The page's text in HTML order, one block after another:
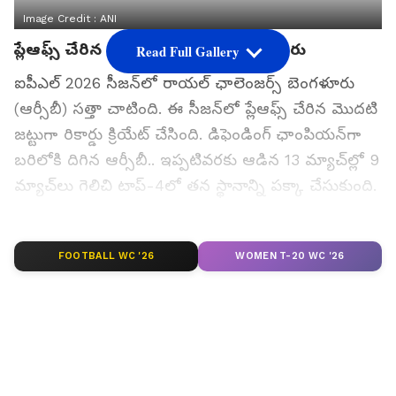
Image Credit :ANI
ప్లేఆఫ్స్ చేరిన రాయల్ ఛాలెంజర్స్ బెంగళూరు
ఐపీఎల్ 2026 సీజన్‌లో రాయల్ ఛాలెంజర్స్ బెంగళూరు
(ఆర్సీబీ) సత్తా చాటింది. ఈ సీజన్‌లో ప్లేఆఫ్స్ చేరిన మొదటి
జట్టుగా రికార్డు క్రియేట్ చేసింది. డిఫెండింగ్ ఛాంపియన్‌గా
బరిలోకి దిగిన ఆర్సీబీ.. ఇప్పటివరకు ఆడిన 13 మ్యాచ్‌ల్లో 9
మ్యాచ్‌లు గెలిచి టాప్-4లో తన స్థానాన్ని పక్కా చేసుకుంది.
హైదరాబాద్‌తో ఆడనుంది. ప్రస్తుత ఫామ్ చూస్తుంటే
పాయింట్ల పట్టికలో ఆర్సీబీ టాప్-2లో ముగించే అవకాశాలు
Read Full Gallery
FOOTBALL WC '26 WOMEN T-20 WC '26